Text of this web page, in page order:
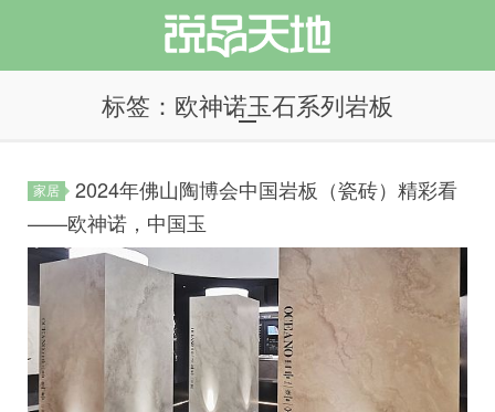
标签：欧神诺玉石系列岩板
家居
2024年佛山陶博会中国岩板（瓷砖）精彩看
——欧神诺，中国玉